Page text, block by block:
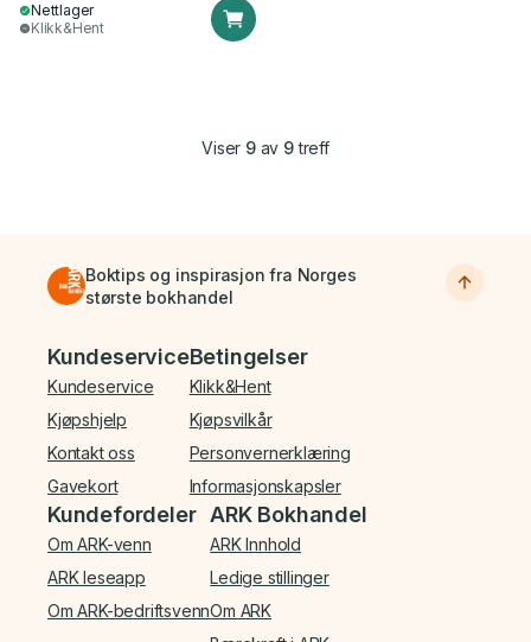
Nettlager
Klikk&Hent
Viser 9av 9treff
Boktips og inspirasjon fra Norges
største bokhandel
Bunnmeny
Kundeservice
Kundeservice
Kjøpshjelp
Kontakt oss
Gavekort
Betingelser
Klikk&Hent
Kjøpsvilkår
Personvernerklæring
Informasjonskapsler
Kundefordeler
Om ARK-venn
ARK leseapp
Om ARK-bedriftsvenn
ARK Bokhandel
ARK Innhold
Ledige stillinger
Om ARK